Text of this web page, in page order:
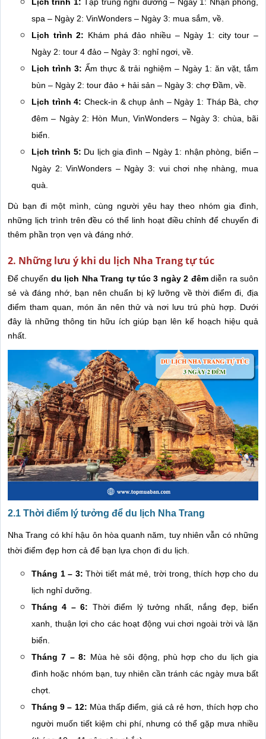
spa – Ngày 2: VinWonders – Ngày 3: mua sắm, về.
Lịch trình 2: Khám phá đảo nhiều – Ngày 1: city tour –
Ngày 2: tour 4 đảo – Ngày 3: nghỉ ngơi, về.
Lịch trình 3: Ẩm thực & trải nghiệm – Ngày 1: ăn vặt, tắm
bùn – Ngày 2: tour đảo + hải sản – Ngày 3: chợ Đầm, về.
Lịch trình 4: Check-in & chụp ảnh – Ngày 1: Tháp Bà, chợ
đêm – Ngày 2: Hòn Mun, VinWonders – Ngày 3: chùa, bãi
biển.
Lịch trình 5: Du lịch gia đình – Ngày 1: nhận phòng, biển –
Ngày 2: VinWonders – Ngày 3: vui chơi nhẹ nhàng, mua
quà.
Dù bạn đi một mình, cùng người yêu hay theo nhóm gia đình,
những lịch trình trên đều có thể linh hoạt điều chỉnh để chuyến đi
thêm phần trọn vẹn và đáng nhớ.
2. Những lưu ý khi du lịch Nha Trang tự túc
Để chuyến du lịch Nha Trang tự túc 3 ngày 2 đêmdiễn ra suôn
sẻ và đáng nhớ, bạn nên chuẩn bị kỹ lưỡng về thời điểm đi, địa
điểm tham quan, món ăn nên thử và nơi lưu trú phù hợp. Dưới
đây là những thông tin hữu ích giúp bạn lên kế hoạch hiệu quả
nhất.
2.1 Thời điểm lý tưởng để du lịch Nha Trang
Nha Trang có khí hậu ôn hòa quanh năm, tuy nhiên vẫn có những
thời điểm đẹp hơn cả để bạn lựa chọn đi du lịch.
Tháng 1 – 3: Thời tiết mát mẻ, trời trong, thích hợp cho du
lịch nghỉ dưỡng.
Tháng 4 – 6: Thời điểm lý tưởng nhất, nắng đẹp, biển
xanh, thuận lợi cho các hoạt động vui chơi ngoài trời và lặn
biển.
Tháng 7 – 8: Mùa hè sôi động, phù hợp cho du lịch gia
đình hoặc nhóm bạn, tuy nhiên cần tránh các ngày mưa bất
chợt.
Tháng 9 – 12: Mùa thấp điểm, giá cả rẻ hơn, thích hợp cho
người muốn tiết kiệm chi phí, nhưng có thể gặp mưa nhiều